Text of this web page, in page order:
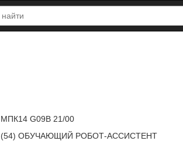
МПК14 G09B 21/00
(54) ОБУЧАЮЩИЙ РОБОТ-АССИСТЕНТ